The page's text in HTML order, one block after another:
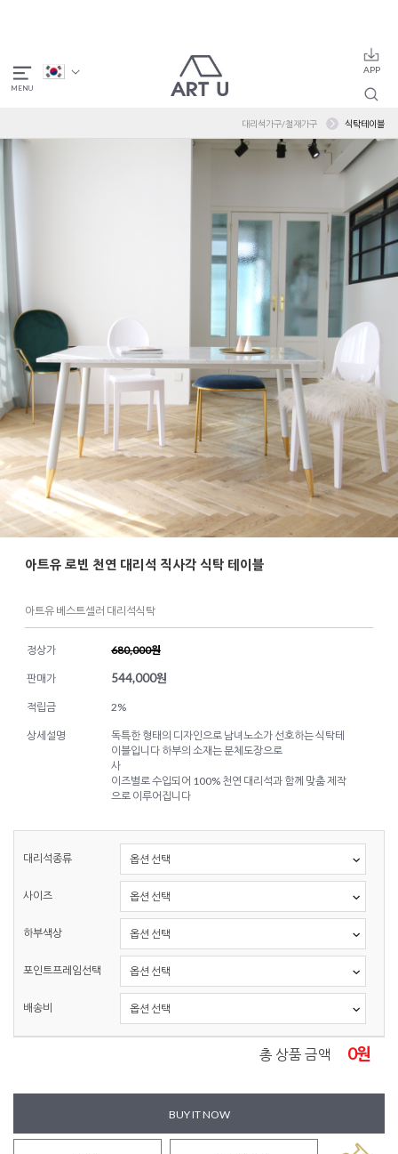
대리석가구/철재가구 식탁테이블
아트유 로빈 천연 대리석 직사각 식탁 테이블
아트유 베스트셀러 대리석식탁
정상가 680,000원
판매가 544,000원
적립금 2%
상세설명
독특한 형태의 디자인으로 남녀노소가 선호하는 식탁테
이블입니다 하부의 소재는 분체도장으로
사
이즈별로 수입되어 100% 천연 대리석과 함께 맞춤 제작
으로 이루어집니다
대리석종류
사이즈
하부색상
포인트프레임선택
배송비
총 상품 금액 0원
BUY IT NOW